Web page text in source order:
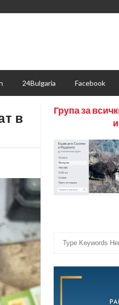
24Bulgaria Facebook
в
Група за